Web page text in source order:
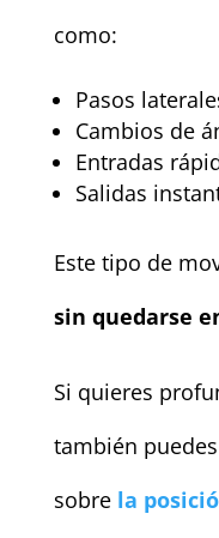
como:
Pasos
Cambios de
Entradas
Salidas
Este tipo de
sin quedarse
Si quieres
también
sobre la